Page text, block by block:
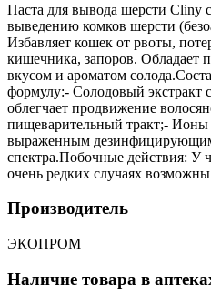
Паста для вывода шерсти Cliny
выведению комков шерсти
Избавляет кошек от рвоты,
кишечника, запоров. Обладает
вкусом и ароматом
формулу:- Солодовый экстракт
облегчает продвижение
пищеварительный тракт;- Ионы
выраженным
спектра.Побочные действия: У
очень редких случаях
Производитель
ЭКОПРОМ
Наличие товара в